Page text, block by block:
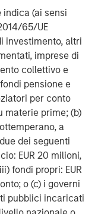
indica (ai sensi
65/UE
investimento, altri
imprese di
collettivo e
pensione e
per conto
materie prime; (b)
a
dei seguenti
EUR 20 milioni,
fondi propri: EUR
o (c) i governi
pubblici incaricati